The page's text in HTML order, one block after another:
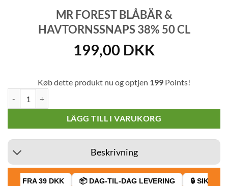
MR FOREST BLÅBÄR &
HAVTORNSSNAPS 38% 50 CL
199,00 DKK
Køb dette produkt nu og optjen 199 Points!
LÄGG TILL I VARUKORG
Beskrivning
FRA 39 DKK 📦 DAG-TIL-DAG LEVERING 🔒 SIKKER